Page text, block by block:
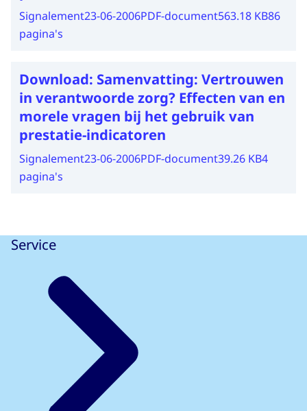
Signalement23-06-2006PDF-document563.18 KB86
pagina's
Download: Samenvatting: Vertrouwen
in verantwoorde zorg? Effecten van en
morele vragen bij het gebruik van
prestatie-indicatoren
Signalement23-06-2006PDF-document39.26 KB4
pagina's
Service